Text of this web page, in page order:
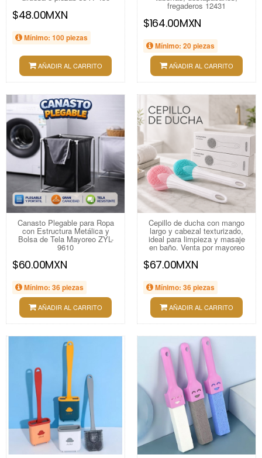
$48.00MXN
Mínimo: 100 piezas
AÑADIR AL CARRITO
fregaderos 12431
$164.00MXN
Mínimo: 20 piezas
AÑADIR AL CARRITO
Canasto Plegable para Ropa
con Estructura Metálica y
Bolsa de Tela Mayoreo ZYL-
9610
$60.00MXN
Mínimo: 36 piezas
AÑADIR AL CARRITO
Cepillo de ducha con mango
largo y cabezal texturizado,
ideal para limpieza y masaje
en baño. Venta por mayoreo
$67.00MXN
Mínimo: 36 piezas
AÑADIR AL CARRITO